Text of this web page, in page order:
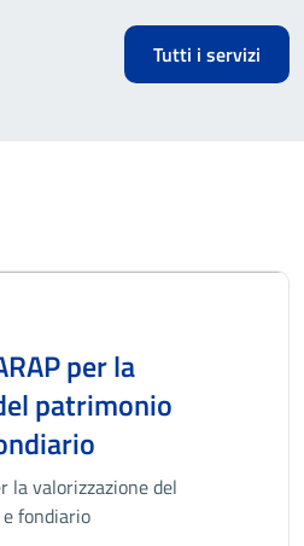
Tutti i servizi
per la
patrimonio
la valorizzazione del
fondiario